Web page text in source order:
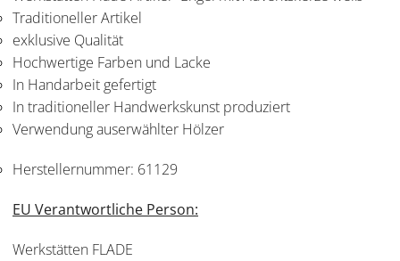
Traditioneller Artikel
exklusive Qualität
Hochwertige Farben und Lacke
In Handarbeit gefertigt
In traditioneller Handwerkskunst produziert
Verwendung auserwählter Hölzer
Herstellernummer: 61129
EU Verantwortliche Person:
Werkstätten FLADE